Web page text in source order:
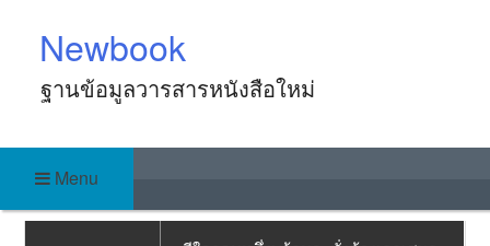
contentNewbook
ฐานข้อมูลวารสารหนังสือใหม่
Menu